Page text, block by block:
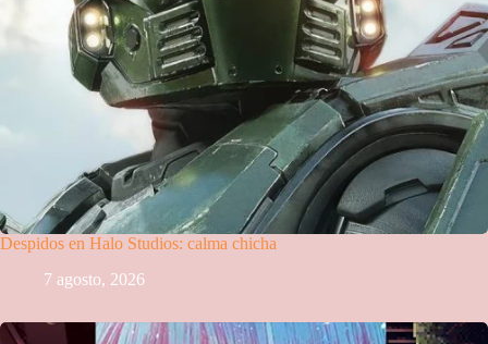
Despidos en Halo Studios: calma chicha
7 agosto, 2026